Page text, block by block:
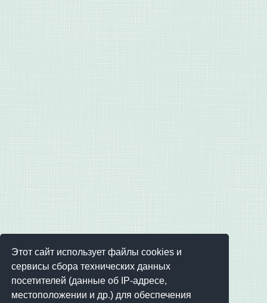
Этот сайт использует файлы cookies и
сервисы сбора технических данных
посетителей (данные об IP-адресе,
местоположении и др.) для обеспечения